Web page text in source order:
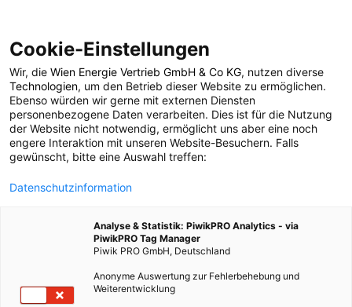
POSTS BY TAG
Shoppingmall
1 BEITRAG
Cookie-Einstellungen
Wir, die Wien Energie Vertrieb GmbH & Co KG, nutzen diverse
Technologien, um den Betrieb dieser Website zu ermöglichen.
Ebenso würden wir gerne mit externen Diensten
personenbezogene Daten verarbeiten. Dies ist für die Nutzung
der Website nicht notwendig, ermöglicht uns aber eine noch
engere Interaktion mit unseren Website-Besuchern. Falls
gewünscht, bitte eine Auswahl treffen:
Datenschutzinformation
Analyse & Statistik: PiwikPRO Analytics - via
PiwikPRO Tag Manager
Piwik PRO GmbH, Deutschland
Anonyme Auswertung zur Fehlerbehebung und
Weiterentwicklung